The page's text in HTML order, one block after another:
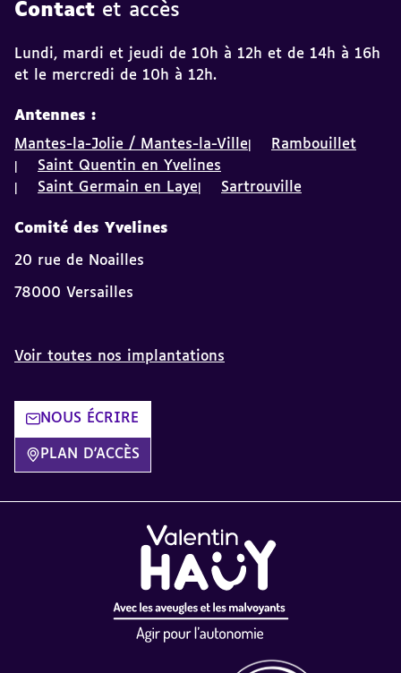
Contact et accès
Lundi, mardi et jeudi de 10h à 12h et de 14h à 16h
et le mercredi de 10h à 12h.
Antennes :
Mantes-la-Jolie / Mantes-la-Ville
Rambouillet
Saint Quentin en Yvelines
Saint Germain en Laye
Sartrouville
Comité des Yvelines
20 rue de Noailles
78000 Versailles
Voir toutes nos implantations
NOUS ÉCRIRE
PLAN D'ACCÈS